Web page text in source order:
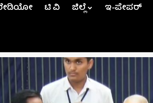
ಟಿ ವಿ ಜಿಲ್ಲೆ ಇ-ಪೇಪರ್